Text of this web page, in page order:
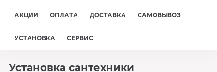
АКЦИИ ОПЛАТА ДОСТАВКА САМОВЫВОЗ
УСТАНОВКА СЕРВИС
Установка сантехники